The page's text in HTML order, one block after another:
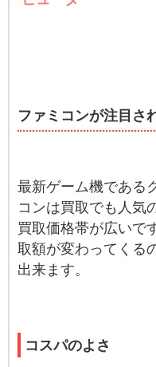
ファミコンが注目さ
最新ゲーム機である
コンは買取でも人気
買取価格帯が広いで
取額が変わってくる
出来ます。
コスパのよさ